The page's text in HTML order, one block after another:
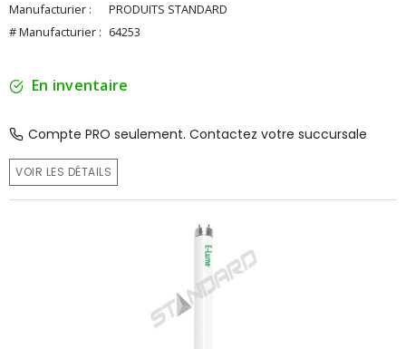
Manufacturier :
PRODUITS STANDARD
# Manufacturier : 64253
En inventaire
Compte PRO seulement. Contactez votre succursale
VOIR LES DÉTAILS